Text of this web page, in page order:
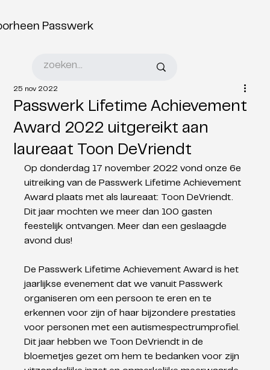
Passwerk
Passwerk Lifetime Achievement
Award 2022 uitgereikt aan
laureaat Toon DeVriendt
25 nov 2022
Op donderdag 17 november 2022 vond onze 6e
uitreiking van de Passwerk Lifetime Achievement
Award plaats met als laureaat: Toon DeVriendt.
Dit jaar mochten we meer dan 100 gasten
feestelijk ontvangen. Meer dan een geslaagde
avond dus!
De Passwerk Lifetime Achievement Award is het
jaarlijkse evenement dat we vanuit Passwerk
organiseren om een persoon te eren en te
erkennen voor zijn of haar bijzondere prestaties
voor personen met een autismespectrumprofiel.
Dit jaar hebben we Toon DeVriendt in de
bloemetjes gezet om hem te bedanken voor zijn